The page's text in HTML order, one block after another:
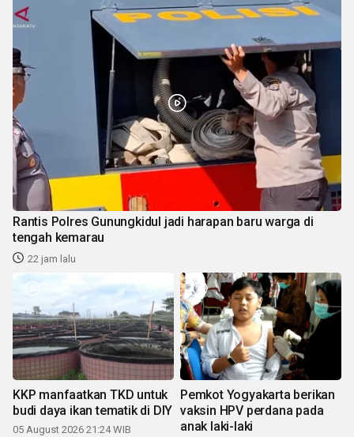
Rantis Polres Gunungkidul jadi harapan baru warga di
tengah kemarau
22 jam lalu
KKP manfaatkan TKD untuk
budi daya ikan tematik di DIY
05 August 2026 21:24 WIB
Pemkot Yogyakarta berikan
vaksin HPV perdana pada
anak laki-laki